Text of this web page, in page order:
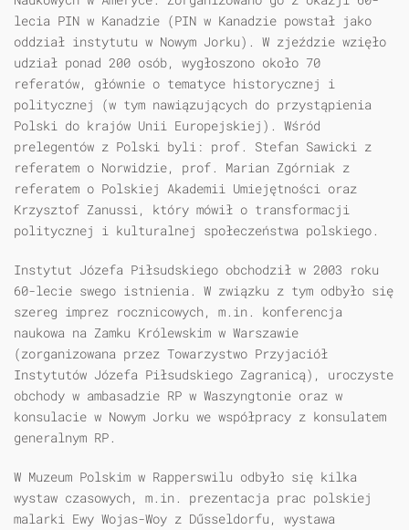
lecia PIN w Kanadzie (PIN w Kanadzie powstał jako
oddział instytutu w Nowym Jorku). W zjeździe wzięło
udział ponad 200 osób, wygłoszono około 70
referatów, głównie o tematyce historycznej i
politycznej (w tym nawiązujących do przystąpienia
Polski do krajów Unii Europejskiej). Wśród
prelegentów z Polski byli: prof. Stefan Sawicki z
referatem o Norwidzie, prof. Marian Zgórniak z
referatem o Polskiej Akademii Umiejętności oraz
Krzysztof Zanussi, który mówił o transformacji
politycznej i kulturalnej społeczeństwa polskiego.
Instytut Józefa Piłsudskiego obchodził w 2003 roku
60-lecie swego istnienia. W związku z tym odbyło się
szereg imprez rocznicowych, m.in. konferencja
naukowa na Zamku Królewskim w Warszawie
(zorganizowana przez Towarzystwo Przyjaciół
Instytutów Józefa Piłsudskiego Zagranicą), uroczyste
obchody w ambasadzie RP w Waszyngtonie oraz w
konsulacie w Nowym Jorku we współpracy z konsulatem
generalnym RP.
W Muzeum Polskim w Rapperswilu odbyło się kilka
wystaw czasowych, m.in. prezentacja prac polskiej
malarki Ewy Wojas-Woy z Dűsseldorfu, wystawa